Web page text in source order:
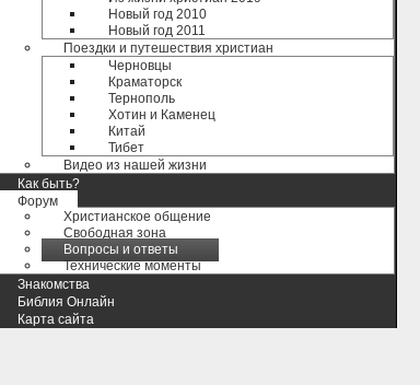
Новый год 2010
Новый год 2011
Поездки и путешествия христиан
Черновцы
Краматорск
Тернополь
Хотин и Каменец
Китай
Тибет
Видео из нашей жизни
Как быть?
Форум
Христианское общение
Свободная зона
Вопросы и ответы
Технические моменты
Знакомства
Библия Онлайн
Карта сайта